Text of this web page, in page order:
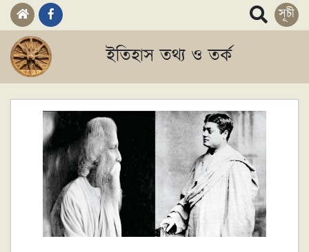
সূচী
ইতিহাস তথ্য ও তর্ক